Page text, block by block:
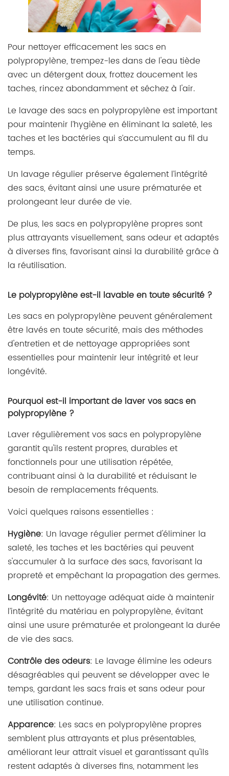
Pour nettoyer efficacement les sacs en
polypropylène, trempez-les dans de l'eau tiède
avec un détergent doux, frottez doucement les
taches, rincez abondamment et séchez à l'air.
Le lavage des sacs en polypropylène est important
pour maintenir l’hygiène en éliminant la saleté, les
taches et les bactéries qui s’accumulent au fil du
temps.
Un lavage régulier préserve également l’intégrité
des sacs, évitant ainsi une usure prématurée et
prolongeant leur durée de vie.
De plus, les sacs en polypropylène propres sont
plus attrayants visuellement, sans odeur et adaptés
à diverses fins, favorisant ainsi la durabilité grâce à
la réutilisation.
Le polypropylène est-il lavable en toute sécurité ?
Les sacs en polypropylène peuvent généralement
être lavés en toute sécurité, mais des méthodes
d'entretien et de nettoyage appropriées sont
essentielles pour maintenir leur intégrité et leur
longévité.
Pourquoi est-il important de laver vos sacs en
polypropylène ?
Laver régulièrement vos sacs en polypropylène
garantit qu'ils restent propres, durables et
fonctionnels pour une utilisation répétée,
contribuant ainsi à la durabilité et réduisant le
besoin de remplacements fréquents.
Voici quelques raisons essentielles :
Hygiène: Un lavage régulier permet d'éliminer la
saleté, les taches et les bactéries qui peuvent
s'accumuler à la surface des sacs, favorisant la
propreté et empêchant la propagation des germes.
Longévité: Un nettoyage adéquat aide à maintenir
l’intégrité du matériau en polypropylène, évitant
ainsi une usure prématurée et prolongeant la durée
de vie des sacs.
Contrôle des odeurs: Le lavage élimine les odeurs
désagréables qui peuvent se développer avec le
temps, gardant les sacs frais et sans odeur pour
une utilisation continue.
Apparence: Les sacs en polypropylène propres
semblent plus attrayants et plus présentables,
améliorant leur attrait visuel et garantissant qu'ils
restent adaptés à diverses fins, notamment les